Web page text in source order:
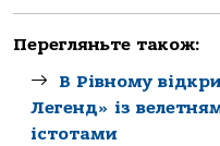
Перегляньте також:
В Рівному
Легенд» із
істотами